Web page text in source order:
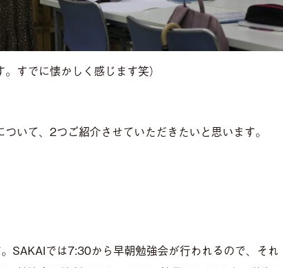
すでに懐かしく感じます笑）
いて、2つご紹介させていただきたいと思います。
SAKAIでは7:30から早朝勉強会が行われるので、それ